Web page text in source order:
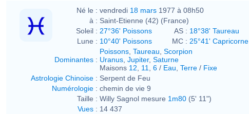
Né le : vendredi 18 mars 1977 à 08h50
à : Saint-Etienne (42) (France)
Soleil : 27°36' Poissons AS : 18°38' Taureau
Lune : 10°40' Poissons MC : 25°41' Capricorne
Dominantes :
Poissons Taureau Scorpion
Uranus Jupiter, Saturne
Maisons 12 11 6 / Eau Terre / Fixe
Astrologie Chinoise : Serpent de Feu
Numérologie : chemin de vie 9
Taille : Willy Sagnol mesure 1m80 (5' 11")
Vues : 14 437